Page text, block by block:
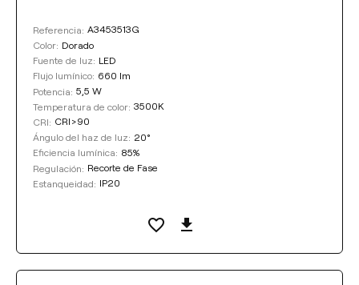
Referencia: A3453513G
Color: Dorado
Fuente de luz: LED
Flujo lumínico: 660 lm
Potencia: 5,5 W
Temperatura de color: 3500K
CRI: CRI>90
Ángulo del haz de luz: 20°
Eficiencia lumínica: 85%
Regulación: Recorte de Fase
Estanqueidad: IP20